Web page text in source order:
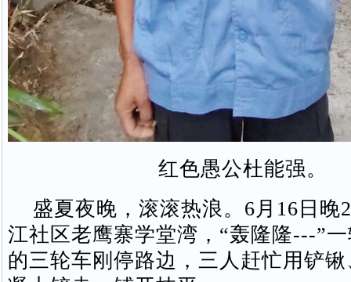
红色愚公杜能强。
盛夏夜晚，滚滚热浪。6月16日晚
江社区老鹰寨学堂湾，“轰隆隆---”
的三轮车刚停路边，三人赶忙用铲